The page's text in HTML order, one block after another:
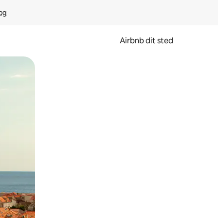
Airbnb dit sted